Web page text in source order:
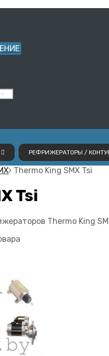
РЕФРИЖЕРАТОРЫ /
Thermo King SMX Tsi
Tsi
Thermo King